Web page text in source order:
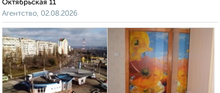
Октябрьская 11
Агентство, 02.08.2026